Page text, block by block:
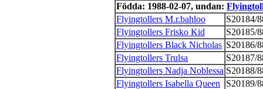
Födda: 1988-02-07, undan:
Flyingtollers M.r.bahloo
S20184/
Flyingtollers Frisko Kid
S20185/
Flyingtollers Black Nicholas S20186/
Flyingtollers Trulsa
S20187/
Flyingtollers Nadja Noblessa S20188/
Flyingtollers Isabella Queen
S20189/